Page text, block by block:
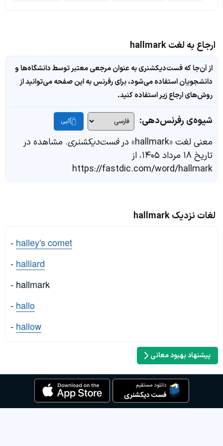
ارجاع به لغت hallmark
از آن‌جا که فست‌دیکشنری به عنوان مرجعی معتبر توسط دانشگاه‌ها و
دانشجویان استفاده می‌شود، برای رفرنس به این صفحه می‌توانید از
روش‌های ارجاع زیر استفاده کنید.
شیوه‌ی رفرنس‌دهی: کپی
معنی لغت «hallmark» در فست‌دیکشنری. مشاهده در
تاریخ ۱۸ مرداد ۱۴۰۵، از
https://fastdic.com/word/hallmark
لغات نزدیک hallmark
- halley's comet
- halliard
- hallmark
- hallo
- hallow
پیشنهاد بهبود معانی